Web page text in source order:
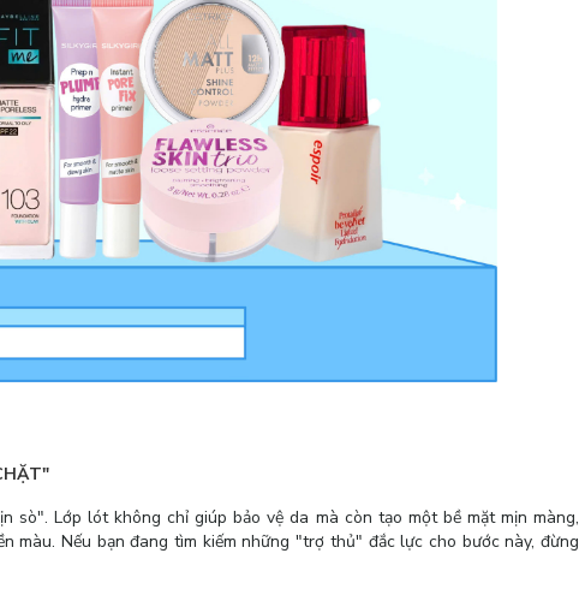
Lớp lót không chỉ giúp bảo vệ da mà còn tạo một bề mặt mịn màng,
màu. Nếu bạn đang tìm kiếm những "trợ thủ" đắc lực cho bước này, đừng